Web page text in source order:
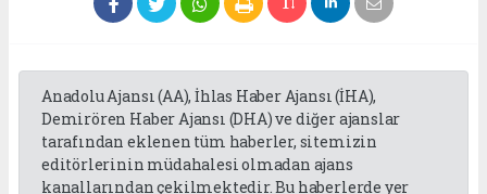
Anadolu Ajansı (AA), İhlas Haber Ajansı (İHA),
Demirören Haber Ajansı (DHA) ve diğer ajanslar
tarafından eklenen tüm haberler, sitemizin
editörlerinin müdahalesi olmadan ajans
kanallarından çekilmektedir. Bu haberlerde yer